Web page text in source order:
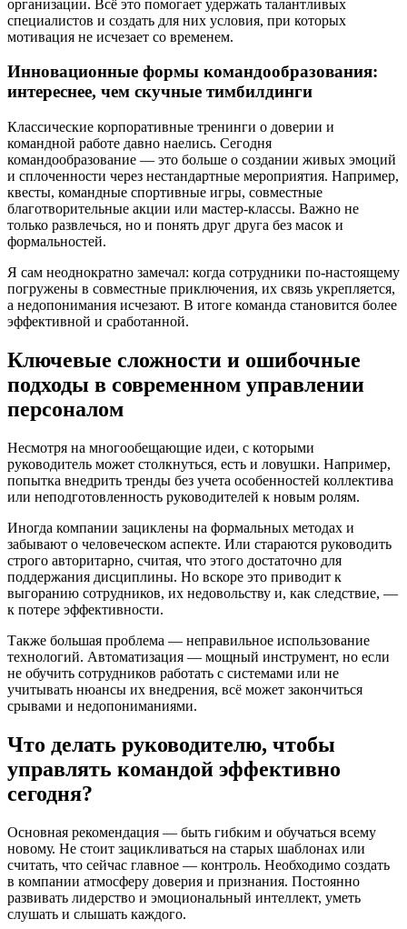
организации. Всё это помогает удержать талантливых
специалистов и создать для них условия, при которых
мотивация не исчезает со временем.
Инновационные формы командообразования:
интереснее, чем скучные тимбилдинги
Классические корпоративные тренинги о доверии и
командной работе давно наелись. Сегодня
командообразование — это больше о создании живых эмоций
и сплоченности через нестандартные мероприятия. Например,
квесты, командные спортивные игры, совместные
благотворительные акции или мастер-классы. Важно не
только развлечься, но и понять друг друга без масок и
формальностей.
Я сам неоднократно замечал: когда сотрудники по-настоящему
погружены в совместные приключения, их связь укрепляется,
а недопонимания исчезают. В итоге команда становится более
эффективной и сработанной.
Ключевые сложности и ошибочные
подходы в современном управлении
персоналом
Несмотря на многообещающие идеи, с которыми
руководитель может столкнуться, есть и ловушки. Например,
попытка внедрить тренды без учета особенностей коллектива
или неподготовленность руководителей к новым ролям.
Иногда компании зациклены на формальных методах и
забывают о человеческом аспекте. Или стараются руководить
строго авторитарно, считая, что этого достаточно для
поддержания дисциплины. Но вскоре это приводит к
выгоранию сотрудников, их недовольству и, как следствие, —
к потере эффективности.
Также большая проблема — неправильное использование
технологий. Автоматизация — мощный инструмент, но если
не обучить сотрудников работать с системами или не
учитывать нюансы их внедрения, всё может закончиться
срывами и недопониманиями.
Что делать руководителю, чтобы
управлять командой эффективно
сегодня?
Основная рекомендация — быть гибким и обучаться всему
новому. Не стоит зацикливаться на старых шаблонах или
считать, что сейчас главное — контроль. Необходимо создать
в компании атмосферу доверия и признания. Постоянно
развивать лидерство и эмоциональный интеллект, уметь
слушать и слышать каждого.